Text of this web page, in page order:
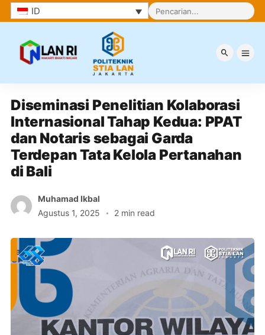
ID
Diseminasi Penelitian Kolaborasi
Internasional Tahap Kedua: PPAT
dan Notaris sebagai Garda
Terdepan Tata Kelola Pertanahan
di Bali
Muhamad Ikbal
Agustus 1, 2025
2 min read